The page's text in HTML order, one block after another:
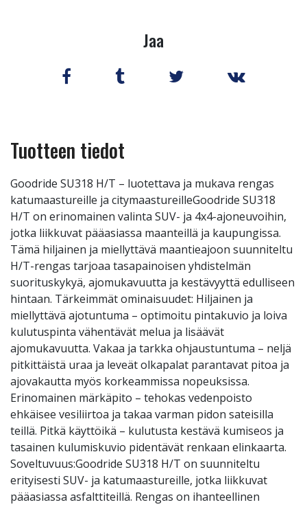
Jaa
Tuotteen tiedot
Goodride SU318 H/T – luotettava ja mukava rengas
katumaastureille ja citymaastureilleGoodride SU318
H/T on erinomainen valinta SUV- ja 4x4-ajoneuvoihin,
jotka liikkuvat pääasiassa maanteillä ja kaupungissa.
Tämä hiljainen ja miellyttävä maantieajoon suunniteltu
H/T-rengas tarjoaa tasapainoisen yhdistelmän
suorituskykyä, ajomukavuutta ja kestävyyttä edulliseen
hintaan. Tärkeimmät ominaisuudet: Hiljainen ja
miellyttävä ajotuntuma – optimoitu pintakuvio ja loiva
kulutuspinta vähentävät melua ja lisäävät
ajomukavuutta. Vakaa ja tarkka ohjaustuntuma – neljä
pitkittäistä uraa ja leveät olkapalat parantavat pitoa ja
ajovakautta myös korkeammissa nopeuksissa.
Erinomainen märkäpito – tehokas vedenpoisto
ehkäisee vesiliirtoa ja takaa varman pidon sateisilla
teillä. Pitkä käyttöikä – kulutusta kestävä kumiseos ja
tasainen kulumiskuvio pidentävät renkaan elinkaarta.
Soveltuvuus:Goodride SU318 H/T on suunniteltu
erityisesti SUV- ja katumaastureille, jotka liikkuvat
pääasiassa asfalttiteillä. Rengas on ihanteellinen